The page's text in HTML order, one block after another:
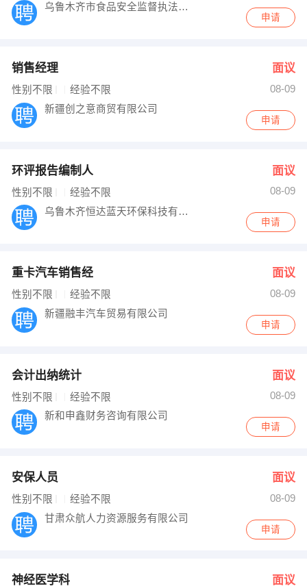
乌鲁木齐市食品安全监督执法支队
申请
销售经理 面议
性别不限 经验不限
08-09
新疆创之意商贸有限公司
申请
环评报告编制人 面议
性别不限 经验不限
08-09
乌鲁木齐恒达蓝天环保科技有限公司
申请
重卡汽车销售经 面议
性别不限 经验不限
08-09
新疆融丰汽车贸易有限公司
申请
会计出纳统计 面议
性别不限 经验不限
08-09
新和申鑫财务咨询有限公司
申请
安保人员 面议
性别不限 经验不限
08-09
甘肃众航人力资源服务有限公司
申请
神经医学科 面议